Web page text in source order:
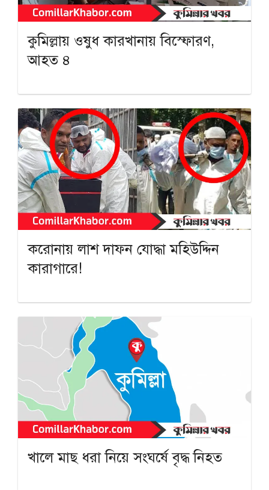
কুমিল্লায় ওষুধ কারখানায় বিস্ফোরণ,
আহত ৪
করোনায় লাশ দাফন যোদ্ধা মহিউদ্দিন
কারাগারে!
খালে মাছ ধরা নিয়ে সংঘর্ষে বৃদ্ধ নিহত